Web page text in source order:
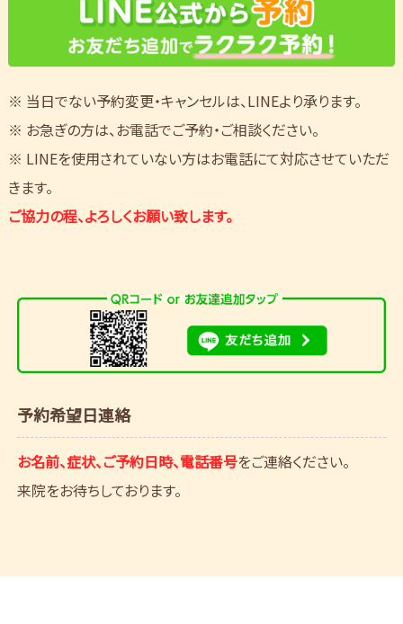
※ 当日でない予約変更・キャンセルは、LINEより承ります。
※ お急ぎの方は、お電話でご予約・ご相談ください。
※ LINEを使用されていない方はお電話にて対応させていただ
きます。
ご協力の程、よろしくお願い致します。
予約希望日連絡
お名前、症状、ご予約日時、電話番号をご連絡ください。
来院をお待ちしております。